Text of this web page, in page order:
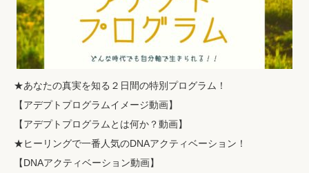
★あなたの真実を知る２日間の特別プログラム！
【アデプトプログラムイメージ動画】
【アデプトプログラムとは何か？動画】
★ヒーリングで一番人気のDNAアクティベーション！
【DNAアクティベーション動画】